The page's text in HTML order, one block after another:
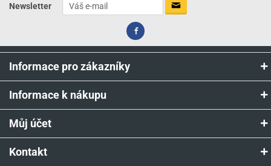
Newsletter
Informace pro zákazníky
Informace k nákupu
Můj účet
Kontakt